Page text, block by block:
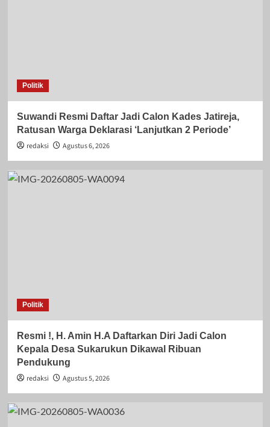
Politik
Suwandi Resmi Daftar Jadi Calon Kades Jatireja,
Ratusan Warga Deklarasi ‘Lanjutkan 2 Periode’
redaksi
Agustus 6, 2026
Politik
Resmi !, H. Amin H.A Daftarkan Diri Jadi Calon
Kepala Desa Sukarukun Dikawal Ribuan
Pendukung
redaksi
Agustus 5, 2026